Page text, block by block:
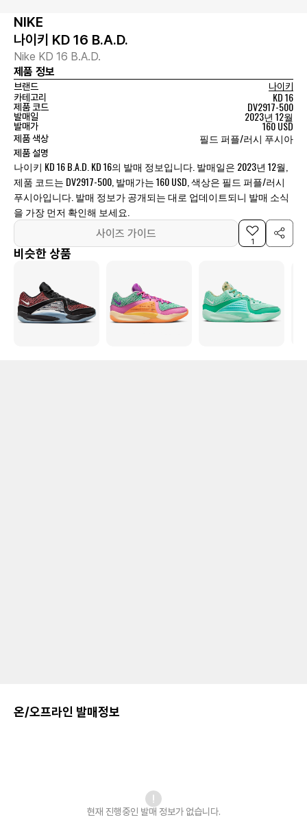
NIKE
나이키 KD 16 B.A.D.
Nike KD 16 B.A.D.
제품 정보
브랜드
나이키
카테고리
KD 16
제품 코드 DV2917-500
발매일 2023년 12월
발매가 160 USD
제품 색상 필드 퍼플/러시 푸시아
제품 설명
나이키 KD 16 B.A.D. KD 16의 발매 정보입니다. 발매일은 2023년 12월,
제품 코드는 DV2917-500, 발매가는 160 USD, 색상은 필드 퍼플/러시
푸시아입니다. 발매 정보가 공개되는 대로 업데이트되니 발매 소식
을 가장 먼저 확인해 보세요.
사이즈 가이드
1
비슷한 상품
온/오프라인 발매정보
현재 진행중인 발매 정보가 없습니다.